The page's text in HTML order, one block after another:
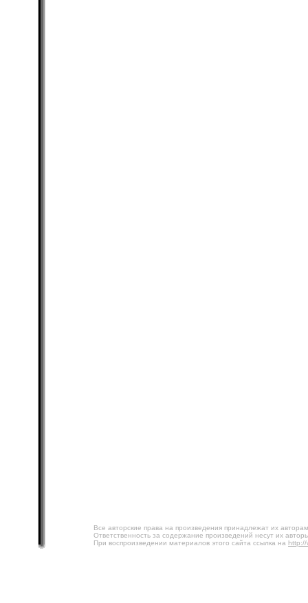
Все авторские права на произведения принадлежат их
Ответственность за содержание произведений несут их
При воспроизведении материалов этого сайта ссылка на http://